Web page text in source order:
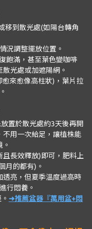
移到散光處(如陽台轉角
況調整擺放位置。
飽滿，甚至葉色變咖啡
光處或加遮陽網。
來愈像高柱狀)，葉片拉
置於散光處約3天後再開
用一次給足，讓植株能
長效釋放)即可，肥料上
月的都有)。
亮，但夏季溫度過高時
行悶養。
➜推薦盆器『萬用盆+悶